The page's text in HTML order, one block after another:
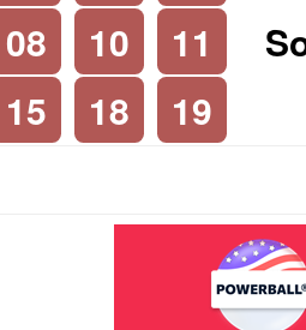
08 10 11
15 18 19